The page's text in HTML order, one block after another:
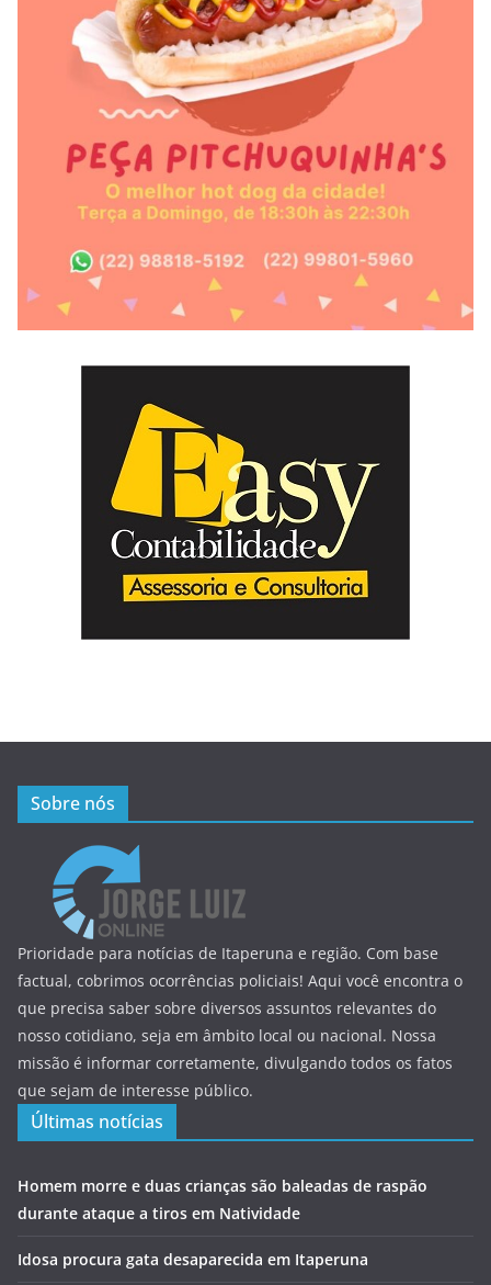
Sobre nós
Prioridade para notícias de Itaperuna e região. Com base
factual, cobrimos ocorrências policiais! Aqui você encontra o
que precisa saber sobre diversos assuntos relevantes do
nosso cotidiano, seja em âmbito local ou nacional. Nossa
missão é informar corretamente, divulgando todos os fatos
que sejam de interesse público.
Últimas notícias
Homem morre e duas crianças são baleadas de raspão
durante ataque a tiros em Natividade
Idosa procura gata desaparecida em Itaperuna